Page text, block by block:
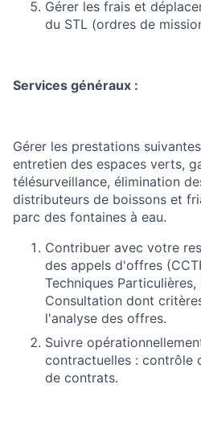
Gérer les frais et
du STL (ordres de
Services généraux :
Gérer les prestations
entretien des espaces verts,
télésurveillance, élimination
distributeurs de boissons et
parc des fontaines à eau.
Contribuer avec votre
des appels d'offres
Techniques
Consultation dont
l'analyse des offres.
Suivre
contractuelles : contrôle
de contrats.